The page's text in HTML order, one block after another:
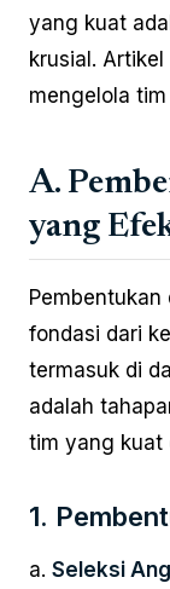
yang kuat
krusial.
mengelola
A.
yang
fondasi dari
termasuk di
adalah
tim yang kuat
1.
a. Seleksi